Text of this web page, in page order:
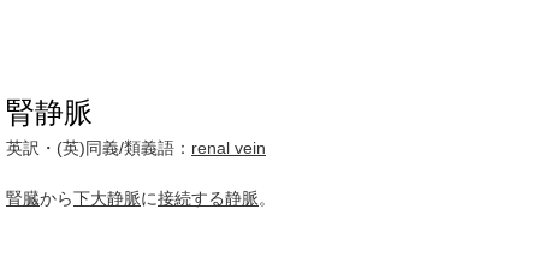
腎静脈
英訳・(英)同義/類義語： renal vein
腎臓から下大静脈に接続する静脈。